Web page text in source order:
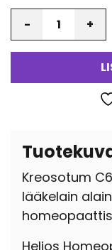
Kreosotum
lääkelain
Helios